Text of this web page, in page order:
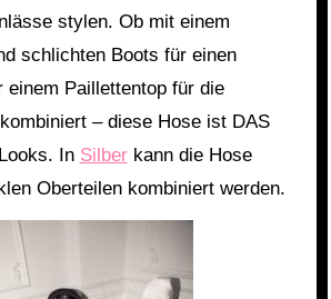
stylen. Ob mit einem
schlichten Boots für einen
einem Paillettentop für die
– diese Hose ist DAS
In Silberkann die Hose
Oberteilen kombiniert werden.